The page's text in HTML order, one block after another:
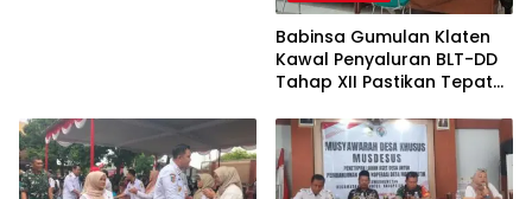
Babinsa Gumulan Klaten
Kawal Penyaluran BLT-DD
Tahap XII Pastikan Tepat